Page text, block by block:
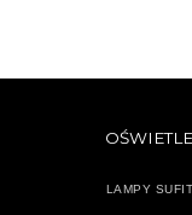
LAMPY